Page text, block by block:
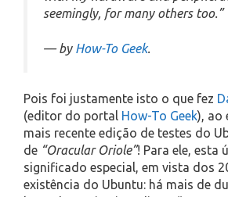
seemingly, for many others too.”
— by How-To Geek.
Pois foi justamente isto o que fez
(editor do portal How-To Geek), ao
mais recente edição de testes do
de “Oracular Oriole”! Para ele, esta
significado especial, em vista dos
existência do Ubuntu: há mais de